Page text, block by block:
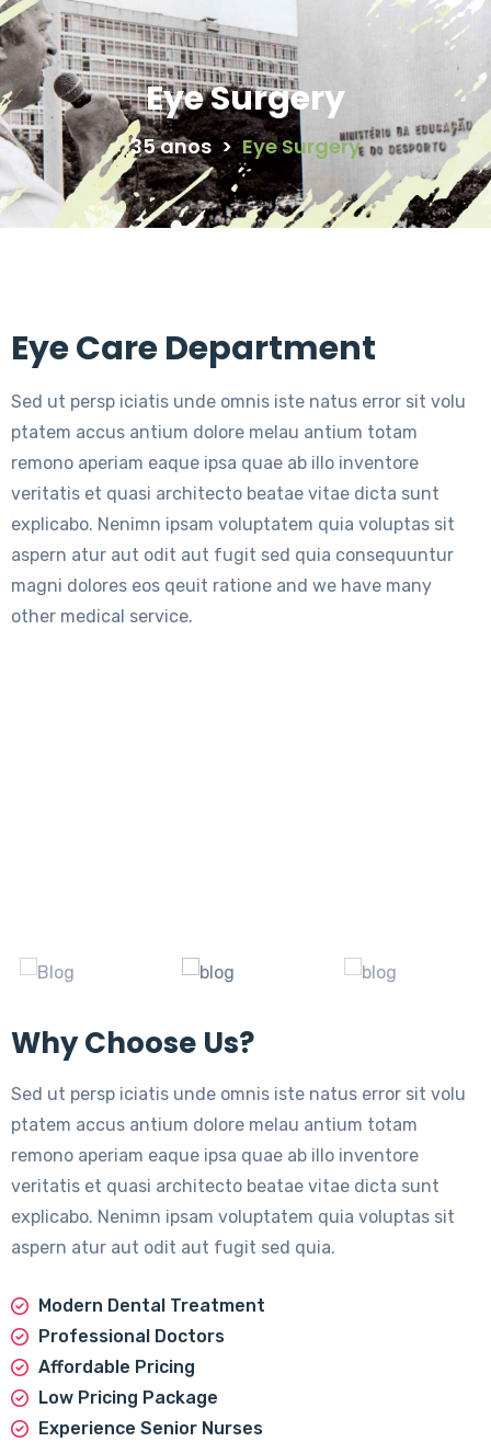
Eye Surgery
35 anos > Eye Surgery
Eye Care Department
Sed ut persp iciatis unde omnis iste natus error sit volu
ptatem accus antium dolore melau antium totam
remono aperiam eaque ipsa quae ab illo inventore
veritatis et quasi architecto beatae vitae dicta sunt
explicabo. Nenimn ipsam voluptatem quia voluptas sit
aspern atur aut odit aut fugit sed quia consequuntur
magni dolores eos qeuit ratione and we have many
other medical service.
Why Choose Us?
Sed ut persp iciatis unde omnis iste natus error sit volu
ptatem accus antium dolore melau antium totam
remono aperiam eaque ipsa quae ab illo inventore
veritatis et quasi architecto beatae vitae dicta sunt
explicabo. Nenimn ipsam voluptatem quia voluptas sit
aspern atur aut odit aut fugit sed quia.
Modern Dental Treatment
Professional Doctors
Affordable Pricing
Low Pricing Package
Experience Senior Nurses